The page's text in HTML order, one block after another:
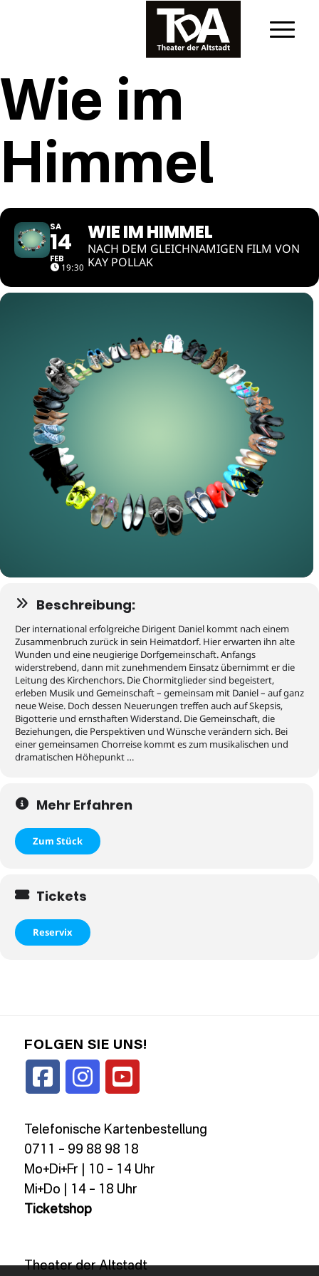
Wie im
Himmel
SA
14
FEB
19:30
WIE IM HIMMEL
NACH DEM GLEICHNAMIGEN FILM VON
KAY POLLAK
Beschreibung:
Der international erfolgreiche Dirigent Daniel kommt nach einem
Zusammenbruch zurück in sein Heimatdorf. Hier erwarten ihn alte
Wunden und eine neugierige Dorfgemeinschaft. Anfangs
widerstrebend, dann mit zunehmendem Einsatz übernimmt er die
Leitung des Kirchenchors. Die Chormitglieder sind begeistert,
erleben Musik und Gemeinschaft – gemeinsam mit Daniel – auf ganz
neue Weise. Doch dessen Neuerungen treffen auch auf Skepsis,
Bigotterie und ernsthaften Widerstand. Die Gemeinschaft, die
Beziehungen, die Perspektiven und Wünsche verändern sich. Bei
einer gemeinsamen Chorreise kommt es zum musikalischen und
dramatischen Höhepunkt …
Mehr Erfahren
Zum Stück
Tickets
Reservix
FOLGEN SIE UNS!
Telefonische Kartenbestellung
0711 – 99 88 98 18
Mo+Di+Fr | 10 – 14 Uhr
Mi+Do | 14 – 18 Uhr
Ticketshop
Theater der Altstadt